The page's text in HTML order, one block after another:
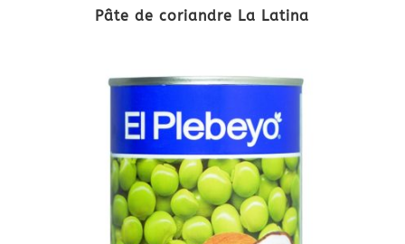
Pâte de coriandre La Latina